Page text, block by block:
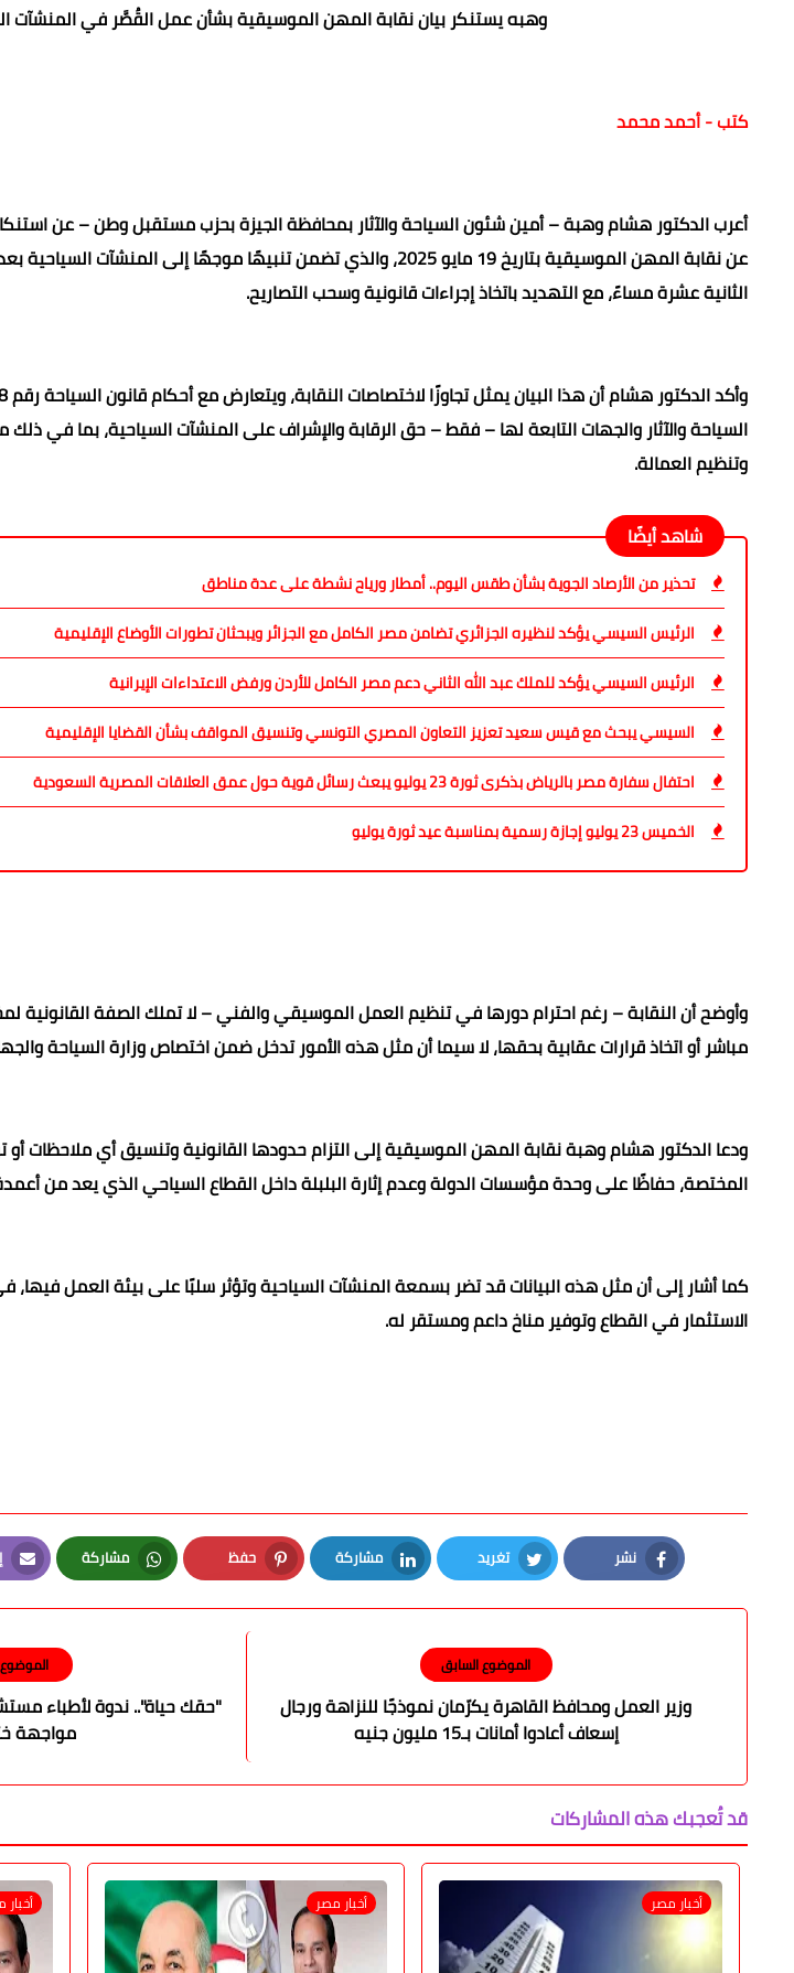
وهبه يستنكر بيان نقابة المهن الموسيقية بشأن عمل القُصَّر في المنشآت
كتب - أحمد محمد
أعرب الدكتور هشام وهبة – أمين شئون السياحة والآثار بمحافظة الجيزة بحزب مستقبل وطن – عن
عن نقابة المهن الموسيقية بتاريخ 19 مايو 2025، والذي تضمن تنبيهًا موجهًا إلى
الثانية عشرة مساءً، مع التهديد باتخاذ إجراءات قانونية وسحب التصاريح.
وأكد
السياحة والآثار والجهات التابعة لها – فقط – حق الرقابة والإشراف على المنشآت السياحية، بما في ذلك
وتنظيم العمالة.
شاهد أيضًا
تحذير من الأرصاد الجوية بشأن طقس اليوم.. أمطار ورياح نشطة على عدة مناطق
الرئيس السيسي يؤكد لنظيره الجزائري تضامن مصر الكامل مع الجزائر ويبحثان تطورات الأوضاع الإقليمية
الرئيس السيسي يؤكد للملك عبد الله الثاني دعم مصر الكامل للأردن ورفض الاعتداءات الإيرانية
السيسي يبحث مع قيس سعيد تعزيز التعاون المصري التونسي وتنسيق المواقف بشأن القضايا الإقليمية
احتفال سفارة مصر بالرياض بذكرى ثورة 23 يوليو يبعث رسائل قوية حول عمق العلاقات المصرية السعودية
الخميس 23 يوليو إجازة رسمية بمناسبة عيد ثورة يوليو
وأوضح أن النقابة – رغم احترام دورها في تنظيم العمل الموسيقي والفني – لا تملك الصفة القانونية
مباشر أو اتخاذ قرارات عقابية بحقها، لا سيما أن مثل هذه الأمور تدخل ضمن اختصاص وزارة السياحة
ودعا الدكتور هشام وهبة نقابة المهن الموسيقية إلى التزام حدودها القانونية وتنسيق أي ملاحظات أو
المختصة، حفاظًا على وحدة مؤسسات الدولة وعدم إثارة البلبلة داخل القطاع السياحي الذي يعد من
كما أشار إلى أن مثل هذه البيانات قد تضر بسمعة المنشآت السياحية وتؤثر سلبًا على بيئة العمل
الاستثمار في القطاع وتوفير مناخ داعم ومستقر له.
نشر
Facebook
تغريد
Twitter
مشاركة
LinkedIn
حفظ
Pinterest
مشاركة
Whatsapp
الموضوع
"حقك حياة".. ندوة لأطباء
مواجهة
الموضوع السابق
وزير العمل ومحافظ القاهرة يكرّمان نموذجًا للنزاهة ورجال
إسعاف أعادوا أمانات بـ15 مليون جنيه
قد تُعجبك هذه المشاركات
أخبار مصر أخبار مصر